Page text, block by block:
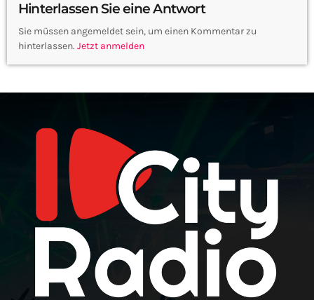
Hinterlassen Sie eine Antwort
Sie müssen angemeldet sein, um einen Kommentar zu
hinterlassen. Jetzt anmelden